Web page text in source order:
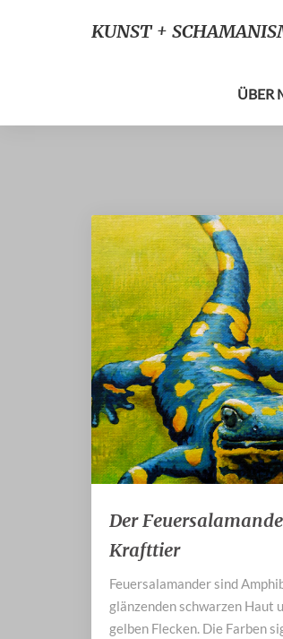
KUNST +
ÜBER
Der
Feuersalamander
als
Der
Krafttier
Feuersalamander sind
glänzenden schwarzen Haut
gelben Flecken. Die Farben